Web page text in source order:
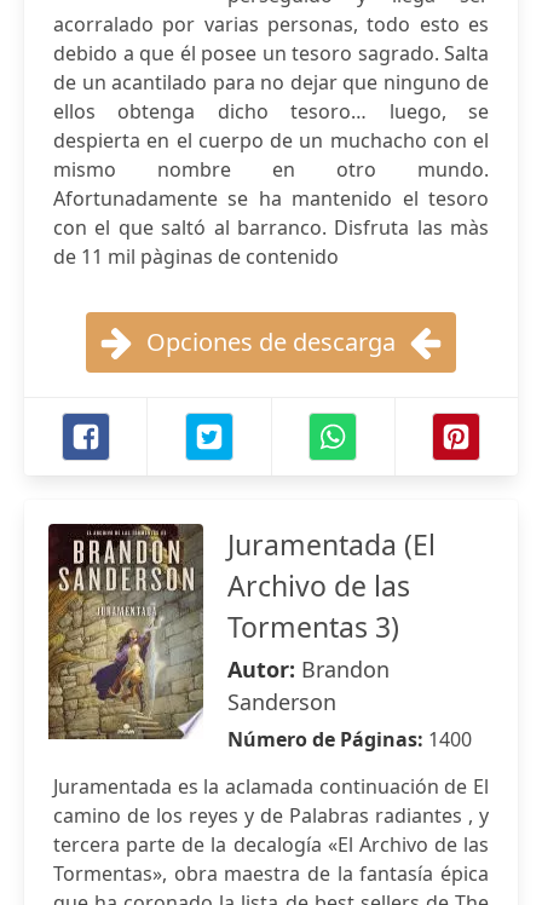
acorralado por varias personas, todo esto es
debido a que él posee un tesoro sagrado. Salta
de un acantilado para no dejar que ninguno de
ellos obtenga dicho tesoro… luego, se
despierta en el cuerpo de un muchacho con el
mismo nombre en otro mundo.
Afortunadamente se ha mantenido el tesoro
con el que saltó al barranco. Disfruta las màs
de 11 mil pàginas de contenido
Opciones de descarga
Juramentada (El
Archivo de las
Tormentas 3)
Autor: Brandon
Sanderson
Número de Páginas: 1400
Juramentada es la aclamada continuación de El
camino de los reyes y de Palabras radiantes , y
tercera parte de la decalogía «El Archivo de las
Tormentas», obra maestra de la fantasía épica